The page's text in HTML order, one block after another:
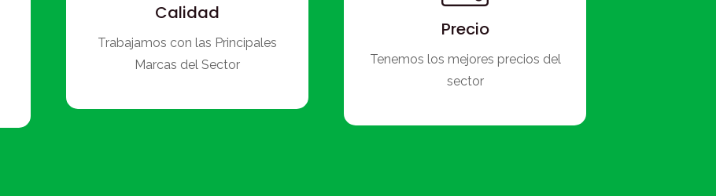
Calidad
Trabajamos con las Principales
Marcas del Sector
Precio
Tenemos los mejores precios del
sector